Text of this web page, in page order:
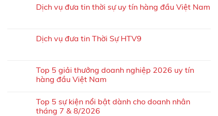
Dịch vụ đưa tin thời sự uy tín hàng đầu Việt Nam
Dịch vụ đưa tin Thời Sự HTV9
Top 5 giải thưởng doanh nghiệp 2026 uy tín
hàng đầu Việt Nam
Top 5 sự kiện nổi bật dành cho doanh nhân
tháng 7 & 8/2026